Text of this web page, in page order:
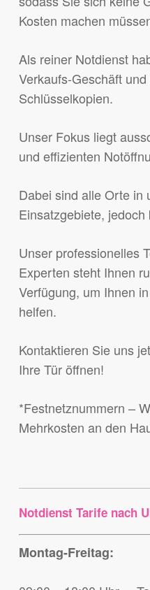
Kosten machen
Als reiner Notdienst
Verkaufs-Geschäft
Schlüsselkopien.
Unser Fokus liegt
und effizienten
Dabei sind alle Orte in
Einsatzgebiete,
Unser professionelles
Experten steht Ihnen
Verfügung, um Ihnen
helfen.
Kontaktieren Sie uns
Ihre Tür öffnen!
*Festnetznummern –
Mehrkosten an den
Notdienst Tarife nach
Montag-Freitag: